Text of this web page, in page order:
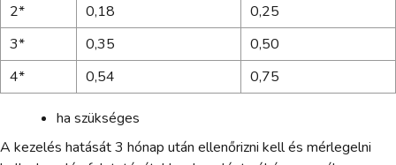
2*
0,18
0,25
3*
0,35
0,50
4*
0,54 0,75
ha szükséges
A kezelés hatását 3 hónap után ellenőrizni kell és mérlegelni